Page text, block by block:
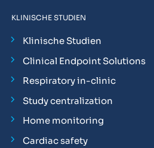
KLINISCHE STUDIEN
Klinische Studien
Clinical Endpoint Solutions
Respiratory in-clinic
Study centralization
Home monitoring
Cardiac safety